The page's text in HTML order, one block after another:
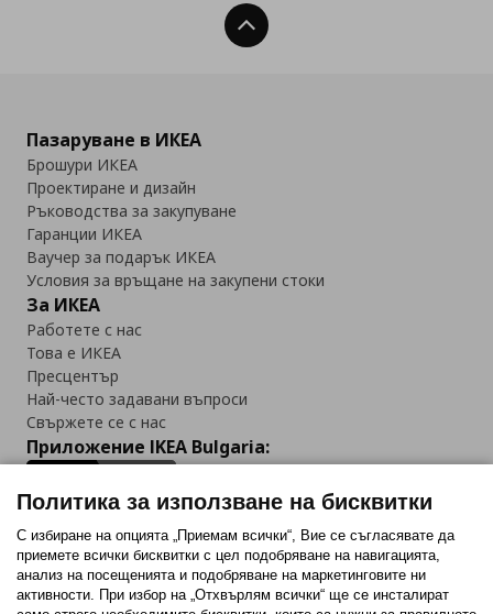
Нагоре
Пазаруване в ИКЕА
Брошури ИКЕА
Проектиране и дизайн
Ръководства за закупуване
Гаранции ИКЕА
Ваучер за подарък ИКЕА
Условия за връщане на закупени стоки
За ИКЕА
Работете с нас
Това е ИКЕА
Пресцентър
Най-често задавани въпроси
Свържете се с нас
Приложение IKEA Bulgaria:
Последвайте ни:
FacebookTwitterYoutubePinterestInstagram
Политика за използване на бисквитки
С избиране на опцията „Приемам всички“, Вие се съгласявате да
приемете всички бисквитки с цел подобряване на навигацията,
анализ на посещенията и подобряване на маркетинговите ни
активности. При избор на „Отхвърлям всички“ ще се инсталират